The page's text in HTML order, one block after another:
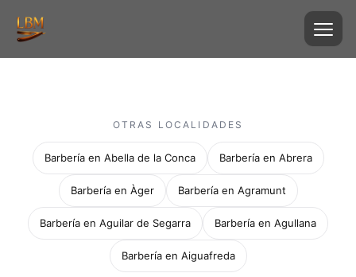
OTRAS LOCALIDADES
Barbería en Abella de la Conca Barbería en Abrera
Barbería en Àger Barbería en Agramunt
Barbería en Aguilar de Segarra Barbería en Agullana
Barbería en Aiguafreda